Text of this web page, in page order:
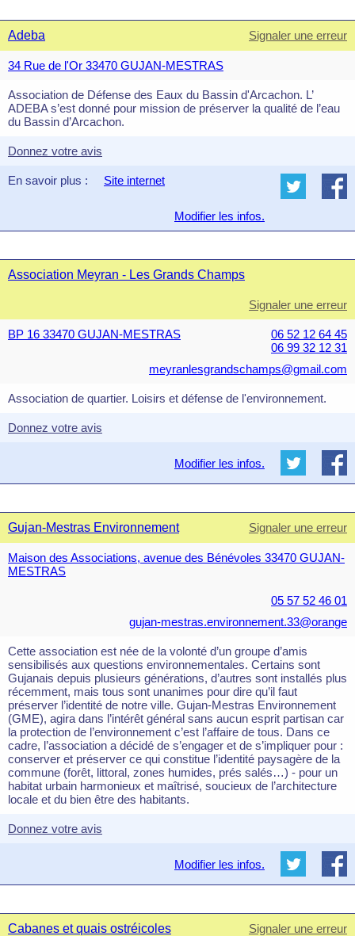
Adeba Signaler une erreur
34 Rue de l'Or 33470 GUJAN-MESTRAS
Association de Défense des Eaux du Bassin d'Arcachon. L’
ADEBA s’est donné pour mission de préserver la qualité de l’eau
du Bassin d’Arcachon.
Donnez votre avis
En savoir plus : Site internet
Modifier les infos.
Association Meyran - Les Grands Champs
Signaler une erreur
BP 16 33470 GUJAN-MESTRAS
06 52 12 64 45
06 99 32 12 31
meyranlesgrandschamps@gmail.com
Association de quartier. Loisirs et défense de l'environnement.
Donnez votre avis
Modifier les infos.
Gujan-Mestras Environnement Signaler une erreur
Maison des Associations, avenue des Bénévoles 33470 GUJAN-
MESTRAS
05 57 52 46 01
gujan-mestras.environnement.33@orange
Cette association est née de la volonté d’un groupe d’amis
sensibilisés aux questions environnementales. Certains sont
Gujanais depuis plusieurs générations, d’autres sont installés plus
récemment, mais tous sont unanimes pour dire qu’il faut
préserver l’identité de notre ville. Gujan-Mestras Environnement
(GME), agira dans l’intérêt général sans aucun esprit partisan car
la protection de l’environnement c’est l’affaire de tous. Dans ce
cadre, l’association a décidé de s’engager et de s’impliquer pour :
conserver et préserver ce qui constitue l’identité paysagère de la
commune (forêt, littoral, zones humides, prés salés…) - pour un
habitat urbain harmonieux et maîtrisé, soucieux de l’architecture
locale et du bien être des habitants.
Donnez votre avis
Modifier les infos.
Cabanes et quais ostréicoles Signaler une erreur